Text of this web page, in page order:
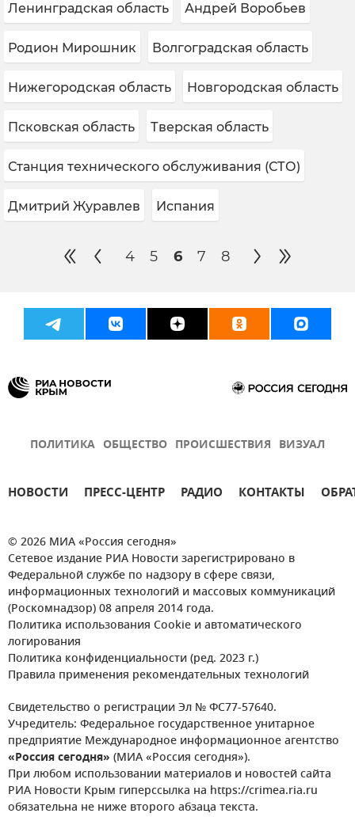
Ленинградская область Андрей Воробьев
Родион Мирошник Волгоградская область
Нижегородская область Новгородская область
Псковская область Тверская область
Станция технического обслуживания (СТО)
Дмитрий Журавлев Испания
4 5 6 7 8
ПОЛИТИКА ОБЩЕСТВО ПРОИСШЕСТВИЯ ВИЗУАЛ
НОВОСТИ ПРЕСС-ЦЕНТР РАДИО КОНТАКТЫ
© 2026 МИА «Россия сегодня»
Сетевое издание РИА Новости зарегистрировано в
Федеральной службе по надзору в сфере связи,
информационных технологий и массовых коммуникаций
(Роскомнадзор) 08 апреля 2014 года.
Политика использования Cookie и автоматического
логирования
Политика конфиденциальности (ред. 2023 г.)
Правила применения рекомендательных технологий
Свидетельство о регистрации Эл № ФС77-57640.
Учредитель: Федеральное государственное унитарное
предприятие Международное информационное агентство
«Россия сегодня» (МИА «Россия сегодня»).
При любом использовании материалов и новостей сайта
РИА Новости Крым гиперссылка на https://crimea.ria.ru
обязательна не ниже второго абзаца текста.